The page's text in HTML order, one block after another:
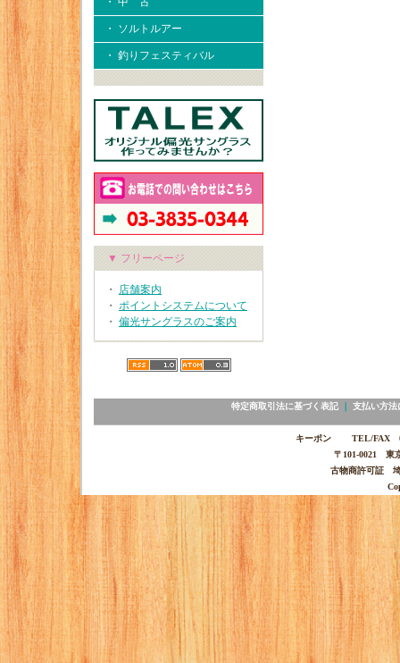
・ ソルトルアー
・ 釣りフェスティバル
▼ フリーページ
・ 店舗案内
・ ポイントシステムについて
・ 偏光サングラスのご案内
特定商取引法に基づく表記｜ 支払い方法
キーポン TEL/FAX
〒101-0021 東
古物商許可証